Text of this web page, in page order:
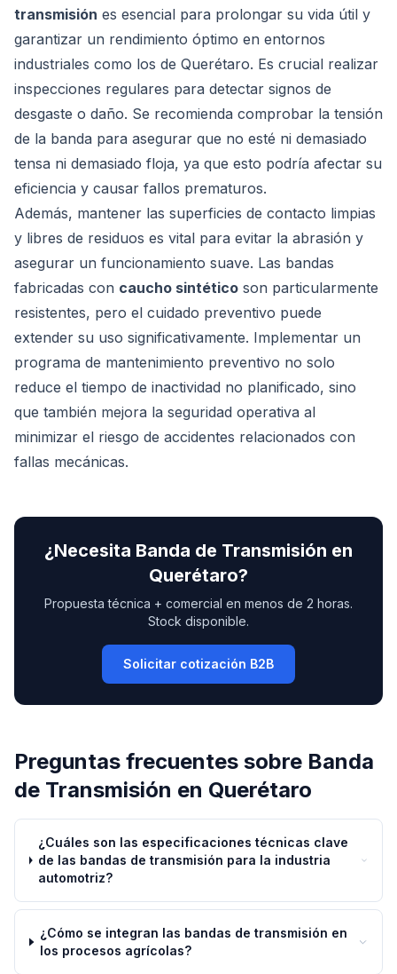
transmisión es esencial para prolongar su vida útil y
garantizar un rendimiento óptimo en entornos
industriales como los de Querétaro. Es crucial realizar
inspecciones regulares para detectar signos de
desgaste o daño. Se recomienda comprobar la tensión
de la banda para asegurar que no esté ni demasiado
tensa ni demasiado floja, ya que esto podría afectar su
eficiencia y causar fallos prematuros.
Además, mantener las superficies de contacto limpias
y libres de residuos es vital para evitar la abrasión y
asegurar un funcionamiento suave. Las bandas
fabricadas con caucho sintético son particularmente
resistentes, pero el cuidado preventivo puede
extender su uso significativamente. Implementar un
programa de mantenimiento preventivo no solo
reduce el tiempo de inactividad no planificado, sino
que también mejora la seguridad operativa al
minimizar el riesgo de accidentes relacionados con
fallas mecánicas.
¿Necesita Banda de Transmisión en
Querétaro?
Propuesta técnica + comercial en menos de 2 horas.
Stock disponible.
Solicitar cotización B2B
Preguntas frecuentes sobre Banda
de Transmisión en Querétaro
¿Cuáles son las especificaciones técnicas clave
de las bandas de transmisión para la industria
automotriz?
¿Cómo se integran las bandas de transmisión en
los procesos agrícolas?